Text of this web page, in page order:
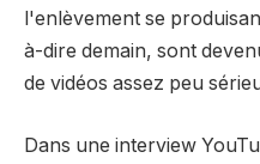
l'enlèvement se
à-dire demain, sont
de vidéos assez peu
Dans une interview